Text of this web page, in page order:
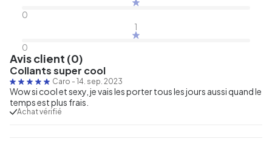
0
1
0
Avis client (0)
Collants super cool
Caro - 14. sep. 2023
Wow si cool et sexy, je vais les porter tous les jours aussi quand le
temps est plus frais.
Achat vérifié